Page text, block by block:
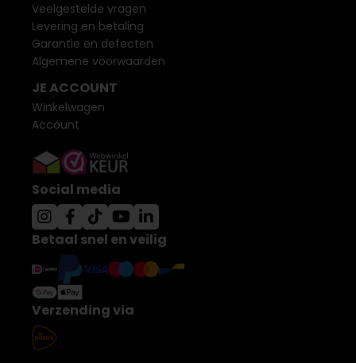
Veelgestelde vragen
Levering en betaling
Garantie en defecten
Algemene voorwaarden
JE ACCOUNT
Winkelwagen
Account
Social media
Betaal snel en veilig
Verzending via